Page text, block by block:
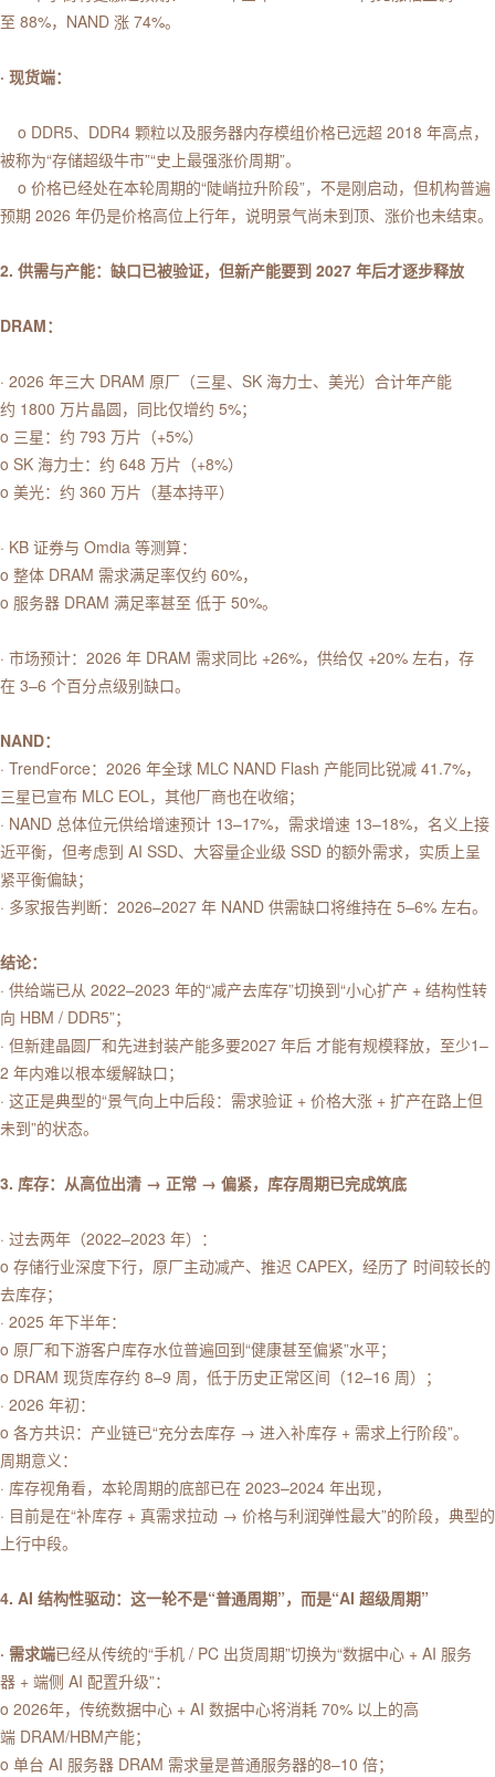
至 88%，NAND 涨 74%。
· 现货端：
o DDR5、DDR4 颗粒以及服务器内存模组价格已远超 2018 年高点，
被称为“存储超级牛市”“史上最强涨价周期”。
o 价格已经处在本轮周期的“陡峭拉升阶段”，不是刚启动，但机构普遍
预期 2026 年仍是价格高位上行年，说明景气尚未到顶、涨价也未结束。
2. 供需与产能：缺口已被验证，但新产能要到 2027 年后才逐步释放
DRAM：
· 2026 年三大 DRAM 原厂（三星、SK 海力士、美光）合计年产能
约 1800 万片晶圆，同比仅增约 5%；
o 三星：约 793 万片（+5%）
o SK 海力士：约 648 万片（+8%）
o 美光：约 360 万片（基本持平）
· KB 证券与 Omdia 等测算：
o 整体 DRAM 需求满足率仅约 60%，
o 服务器 DRAM 满足率甚至 低于 50%。
· 市场预计：2026 年 DRAM 需求同比 +26%，供给仅 +20% 左右，存
在 3–6 个百分点级别缺口。
NAND：
· TrendForce：2026 年全球 MLC NAND Flash 产能同比锐减 41.7%，
三星已宣布 MLC EOL，其他厂商也在收缩；
· NAND 总体位元供给增速预计 13–17%，需求增速 13–18%，名义上接
近平衡，但考虑到 AI SSD、大容量企业级 SSD 的额外需求，实质上呈
紧平衡偏缺；
· 多家报告判断：2026–2027 年 NAND 供需缺口将维持在 5–6% 左右。
结论：
· 供给端已从 2022–2023 年的“减产去库存”切换到“小心扩产 + 结构性转
向 HBM / DDR5”；
· 但新建晶圆厂和先进封装产能多要2027 年后 才能有规模释放，至少1–
2 年内难以根本缓解缺口；
· 这正是典型的“景气向上中后段：需求验证 + 价格大涨 + 扩产在路上但
未到”的状态。
3. 库存：从高位出清 → 正常 → 偏紧，库存周期已完成筑底
· 过去两年（2022–2023 年）：
o 存储行业深度下行，原厂主动减产、推迟 CAPEX，经历了 时间较长的
去库存；
· 2025 年下半年：
o 原厂和下游客户库存水位普遍回到“健康甚至偏紧”水平；
o DRAM 现货库存约 8–9 周，低于历史正常区间（12–16 周）；
· 2026 年初：
o 各方共识：产业链已“充分去库存 → 进入补库存 + 需求上行阶段”。
周期意义：
· 库存视角看，本轮周期的底部已在 2023–2024 年出现，
· 目前是在“补库存 + 真需求拉动 → 价格与利润弹性最大”的阶段，典型的
上行中段。
4. AI 结构性驱动：这一轮不是“普通周期”，而是“AI 超级周期”
· 需求端已经从传统的“手机 / PC 出货周期”切换为“数据中心 + AI 服务
器 + 端侧 AI 配置升级”：
o 2026年，传统数据中心 + AI 数据中心将消耗 70% 以上的高
端 DRAM/HBM产能；
o 单台 AI 服务器 DRAM 需求量是普通服务器的8–10 倍；